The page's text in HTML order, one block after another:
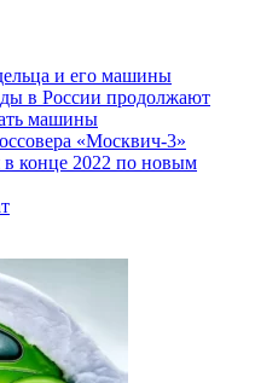
и его машины
в России продолжают
машины
«Москвич-3»
конце 2022 по новым